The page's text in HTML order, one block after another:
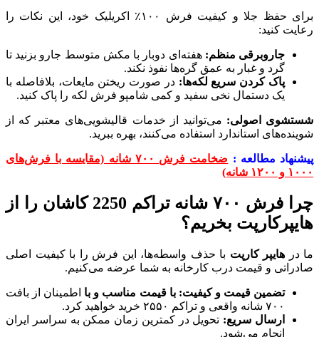
برای حفظ جلا و کیفیت فرش ۱۰۰٪ اکریلیک خود، این نکات را
رعایت کنید:
جاروبرقی منظم:هفته‌ای دوبار با مکش متوسط جارو بزنید تا
گرد و غبار به عمق گره‌ها نفوذ نکند.
پاک کردن سریع لکه‌ها: در صورت ریختن مایعات، بلافاصله با
یک دستمال نخی سفید و کمی شامپو فرش لکه را پاک کنید.
شستشوی اصولی: می‌توانید از خدمات قالیشویی‌های معتبر که از
شوینده‌های استاندارد استفاده می‌کنند، بهره ببرید.
پیشنهاد مطالعه :
ضخامت فرش ۷۰۰ شانه (مقایسه با فرش‌های
۱۰۰۰ و ۱۲۰۰ شانه)
چرا فرش ۷۰۰ شانه تراکم 2250 کاشان را از
هایپرکارپت بخریم؟
ما در هایپر کارپت با حذف واسطه‌ها، این فرش را با کیفیت اصلی
صادراتی و قیمت درب کارخانه به شما عرضه می‌کنیم.
تضمین قیمت و کیفیت: با قیمت مناسب و با اطمینان از بافت
۷۰۰ شانه واقعی و تراکم ۲۵۵۰ خرید خواهید کرد.
ارسال سریع: تحویل در کمترین زمان ممکن به سراسر ایران
انجام می‌شود.